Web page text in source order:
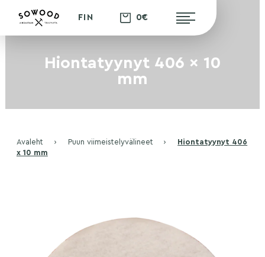
FIN 0€
Hiontatyynyt 406 x 10
mm
Avaleht › Puun viimeistelyvälineet ›
Hiontatyynyt 406
x 10 mm